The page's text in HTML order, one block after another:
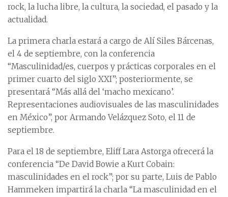
rock, la lucha libre, la cultura, la sociedad, el pasado y la
actualidad.
La primera charla estará a cargo de Alí Siles Bárcenas,
el 4 de septiembre, con la conferencia
“Masculinidad/es, cuerpos y prácticas corporales en el
primer cuarto del siglo XXI”; posteriormente, se
presentará “Más allá del ‘macho mexicano’.
Representaciones audiovisuales de las masculinidades
en México”, por Armando Velázquez Soto, el 11 de
septiembre.
Para el 18 de septiembre, Eliff Lara Astorga ofrecerá la
conferencia “De David Bowie a Kurt Cobain:
masculinidades en el rock”; por su parte, Luis de Pablo
Hammeken impartirá la charla “La masculinidad en el